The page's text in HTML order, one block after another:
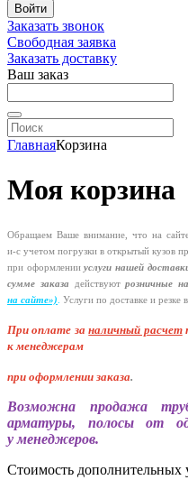
Войти
Заказать звонок
Свободная заявка
Заказать доставку
Ваш заказ
ГлавнаяКорзина
Моя корзина
Обращаем Ваше внимание, что на
и-с учетом погрузки в открытый кузов
при оформленииуслуги нашей
сумме заказа
действуютрозничные
на сайте»). Услуги по доставке и резке
При оплате заналичный расчет
к менеджерам
при оформлении заказа.
Возможна продажа
арматуры, полосы от
у менеджеров.
Стоимость дополнительных